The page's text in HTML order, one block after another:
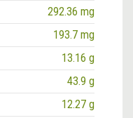
292.36 mg
193.7 mg
13.16 g
43.9 g
12.27 g